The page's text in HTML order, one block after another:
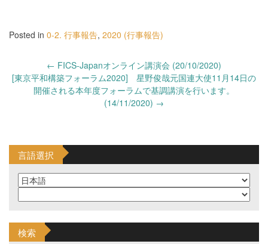
Posted in 0-2. 行事報告, 2020 (行事報告)
navigation
← FICS-Japanオンライン講演会 (20/10/2020)
[東京平和構築フォーラム2020] 星野俊哉元国連大使11月14日の
開催される本年度フォーラムで基調講演を行います。
(14/11/2020) →
言語選択
検索